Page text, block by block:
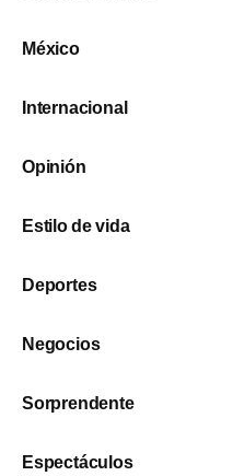
México
Internacional
Opinión
Estilo de vida
Deportes
Negocios
Sorprendente
Espectáculos